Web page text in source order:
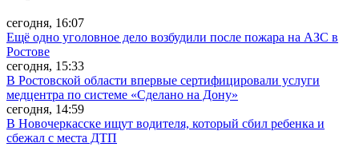
сегодня, 16:07
Ещё одно уголовное дело возбудили после пожара на АЗС в
Ростове
сегодня, 15:33
В Ростовской области впервые сертифицировали услуги
медцентра по системе «Сделано на Дону»
сегодня, 14:59
В Новочеркасске ищут водителя, который сбил ребенка и
сбежал с места ДТП